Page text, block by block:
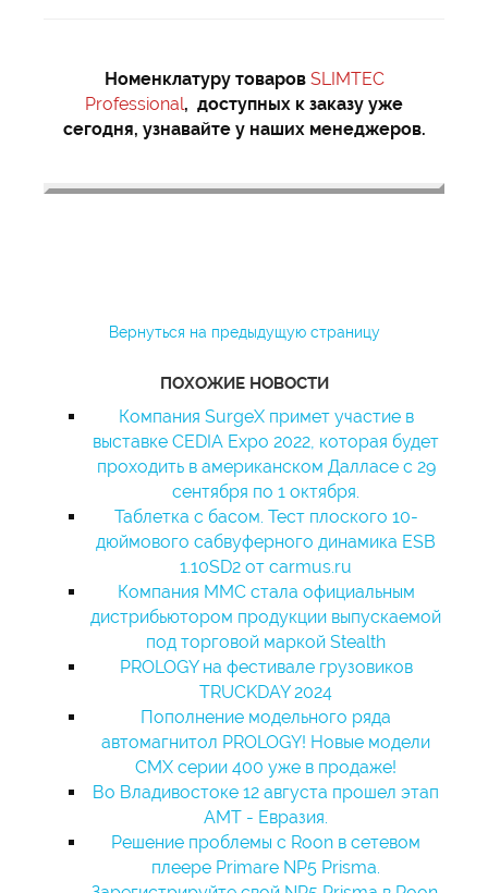
Номенклатуру товаров SLIMTEC
Professional, доступных к заказу уже
сегодня, узнавайте у наших менеджеров.
Вернуться на предыдущую страницу
ПОХОЖИЕ НОВОСТИ
Компания SurgeX примет участие в
выставке CEDIA Expo 2022, которая будет
проходить в американском Далласе с 29
сентября по 1 октября.
Таблетка с басом. Тест плоского 10-
дюймового сабвуферного динамика ESB
1.10SD2 от carmus.ru
Компания ММС стала официальным
дистрибьютором продукции выпускаемой
под торговой маркой Stealth
PROLOGY на фестивале грузовиков
TRUCKDAY 2024
Пополнение модельного ряда
автомагнитол PROLOGY! Новые модели
CMX серии 400 уже в продаже!
Во Владивостоке 12 августа прошел этап
АМТ - Евразия.
Решение проблемы с Roon в сетевом
плеере Primare NP5 Prisma.